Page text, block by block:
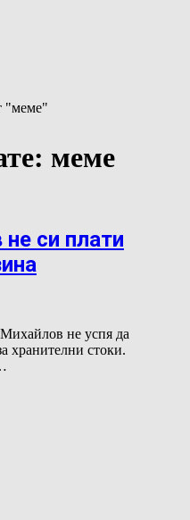
"меме"
меме
си плати
не успя да
хранителни стоки.